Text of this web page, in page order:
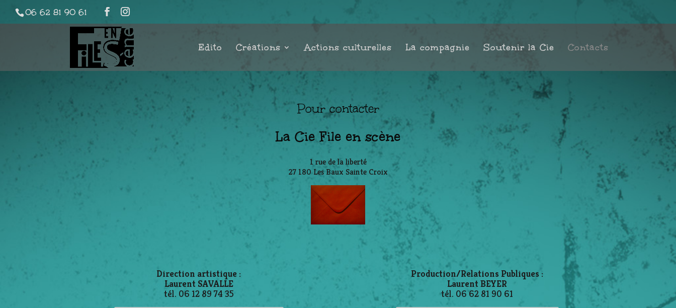
06 62 81 90 61
Edito Créations Actions culturelles La compagnie Soutenir la Cie Contacts
Pour contacter
La Cie File en scène
1 rue de la liberté
27 180 Les Baux Sainte Croix
Direction artistique :
Laurent SAVALLE
tél. 06 12 89 74 35
Production/Relations Publiques :
Laurent BEYER
tél. 06 62 81 90 61